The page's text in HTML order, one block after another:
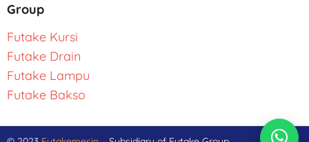
Group
Futake Kursi
Futake Drain
Futake Lampu
Futake Bakso